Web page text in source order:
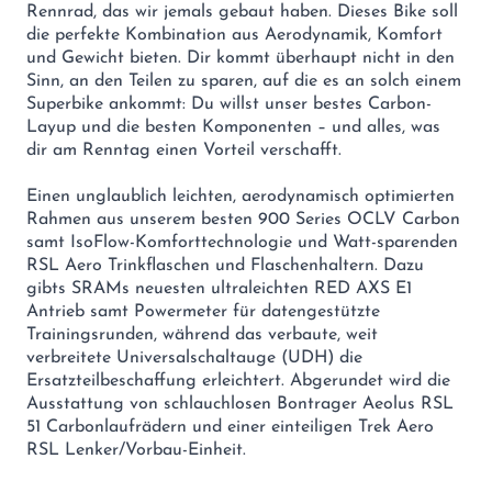
Rennrad, das wir jemals gebaut haben. Dieses Bike soll
die perfekte Kombination aus Aerodynamik, Komfort
und Gewicht bieten. Dir kommt überhaupt nicht in den
Sinn, an den Teilen zu sparen, auf die es an solch einem
Superbike ankommt: Du willst unser bestes Carbon-
Layup und die besten Komponenten – und alles, was
dir am Renntag einen Vorteil verschafft.
Einen unglaublich leichten, aerodynamisch optimierten
Rahmen aus unserem besten 900 Series OCLV Carbon
samt IsoFlow-Komforttechnologie und Watt-sparenden
RSL Aero Trinkflaschen und Flaschenhaltern. Dazu
gibts SRAMs neuesten ultraleichten RED AXS E1
Antrieb samt Powermeter für datengestützte
Trainingsrunden, während das verbaute, weit
verbreitete Universalschaltauge (UDH) die
Ersatzteilbeschaffung erleichtert. Abgerundet wird die
Ausstattung von schlauchlosen Bontrager Aeolus RSL
51 Carbonlaufrädern und einer einteiligen Trek Aero
RSL Lenker/Vorbau-Einheit.